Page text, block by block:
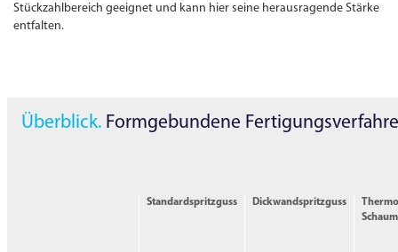
Stückzahlbereich geeignet und kann hier seine herausragende Stärke
entfalten.
Überblick.Formgebundene
Standardspritzguss Dickwandspritzguss